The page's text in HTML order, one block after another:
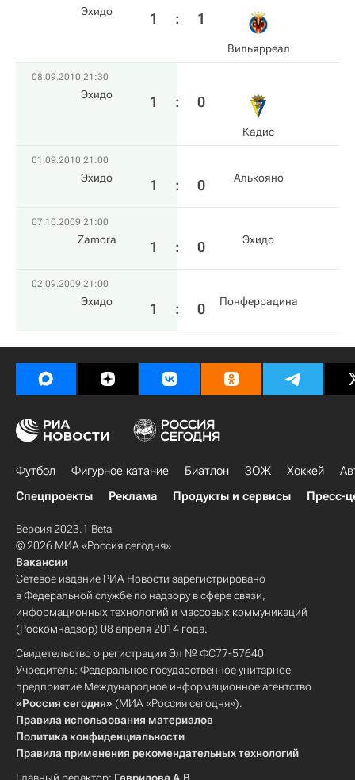
Эхидо 1 : 1
Вильярреал
08.09.2010 21:30
Эхидо 1 : 0
Кадис
01.09.2010 21:00
Эхидо 1 : 0 Алькояно
07.10.2009 21:00
Zamora 1 : 0 Эхидо
02.09.2009 21:00
Эхидо 1 : 0 Понферрадина
Футбол Фигурное катание Биатлон ЗОЖ Хоккей
Спецпроекты
Реклама Продукты и сервисы Пресс-
Версия 2023.1 Beta
© 2026 МИА «Россия сегодня»
Вакансии
Сетевое издание РИА Новости зарегистрировано
в Федеральной службе по надзору в сфере связи,
информационных технологий и массовых коммуникаций
(Роскомнадзор) 08 апреля 2014 года.
Свидетельство о регистрации Эл № ФС77-57640
Учредитель: Федеральное государственное унитарное
предприятие Международное информационное агентство
«Россия сегодня» (МИА «Россия сегодня»).
Правила использования материалов
Политика конфиденциальности
Правила применения рекомендательных технологий